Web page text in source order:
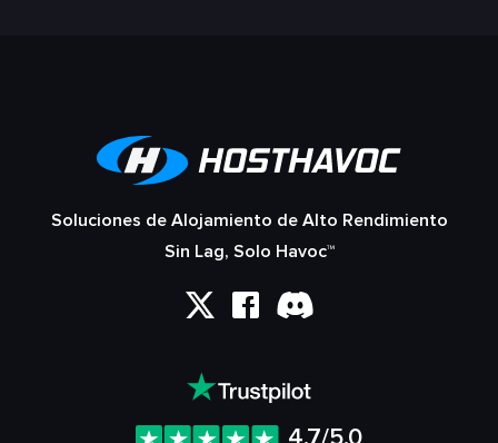
Soluciones de Alojamiento de Alto Rendimiento
Sin Lag, Solo Havoc™